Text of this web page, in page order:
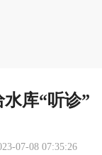
库“听诊”
07-08 07:35:26